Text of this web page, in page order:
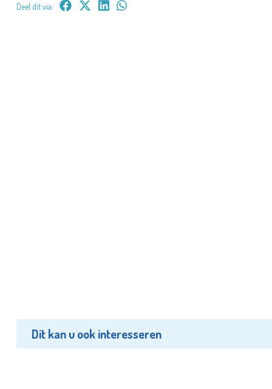
Deel dit via:
Dit kan u ook interesseren